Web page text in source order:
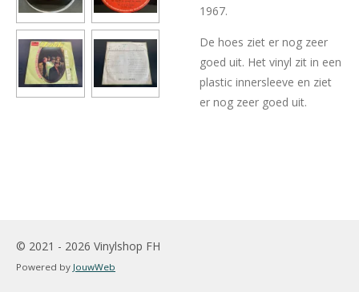
1967.
De hoes ziet er nog zeer
goed uit. Het vinyl zit in een
plastic innersleeve en ziet
er nog zeer goed uit.
© 2021 - 2026 Vinylshop FH
Powered by JouwWeb